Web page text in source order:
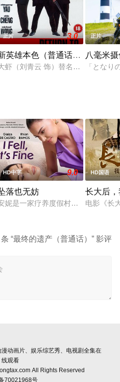
れた女性が仲間に助けられながら
正片 3.0
英雄本色（普通话版）
虾（刘青云 饰）替名震江湖的老
正片
八毫米
「とな
因杀害姐姐并焚烧尸体被判有罪
HD中字 9.0
落也无妨
妮是一家疗养度假村的老板，向来
HD国语
长大后
电影《长
条 “最终的遗产（普通话）” 影评
动画片、娱乐综艺秀、电视剧全集在
线观看
All Rights Reserved
70021968号